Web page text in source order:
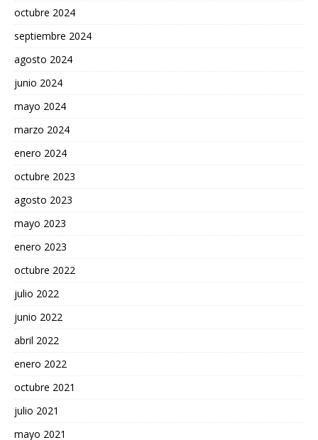
octubre 2024
septiembre 2024
agosto 2024
junio 2024
mayo 2024
marzo 2024
enero 2024
octubre 2023
agosto 2023
mayo 2023
enero 2023
octubre 2022
julio 2022
junio 2022
abril 2022
enero 2022
octubre 2021
julio 2021
mayo 2021